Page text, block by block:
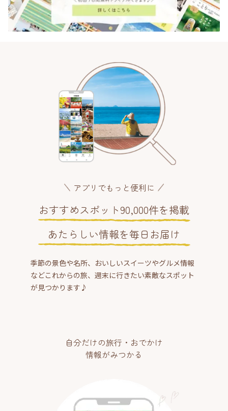
アプリでもっと便利に
おすすめスポット90,000件を掲載
あたらしい情報を毎日お届け
季節の景色や名所、おいしいスイーツやグルメ情報
などこれからの旅、週末に行きたい素敵なスポット
が見つかります♪
自分だけの旅行・おでかけ
情報がみつかる